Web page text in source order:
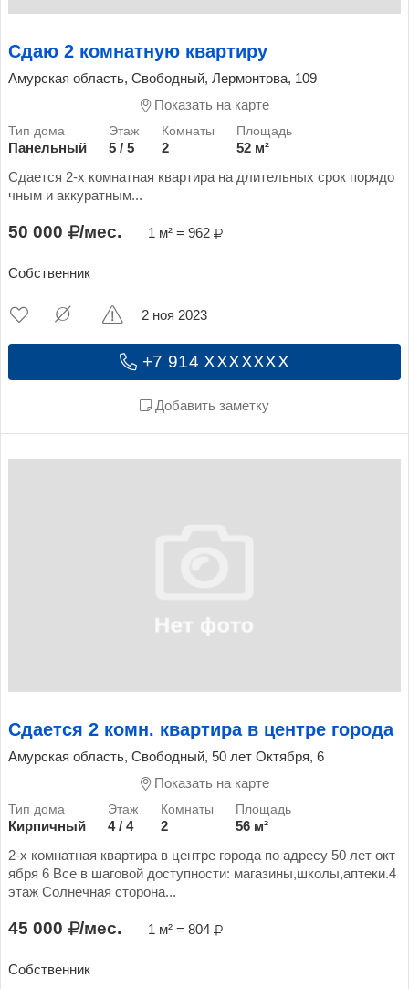
Сдаю 2 комнатную квартиру
Амурская область, Свободный, Лермонтова, 109
Показать на карте
Панельный 5 / 5 2
52 м²
Сдается 2-х комнатная квартира на длительных срок порядо
чным и аккуратным...
50 000 /мес. 1 м² = 962
Собственник
+7 914 XXXXXXX
Добавить заметку
2 ноя 2023
Сдается 2 комн. квартира в центре города
Амурская область, Свободный, 50 лет Октября, 6
Показать на карте
Кирпичный 4 / 4 2
56 м²
2-х комнатная квартира в центре города по адресу 50 лет окт
ября 6 Все в шаговой доступности: магазины,школы,аптеки.4
этаж Солнечная сторона...
45 000 /мес. 1 м² = 804
Собственник